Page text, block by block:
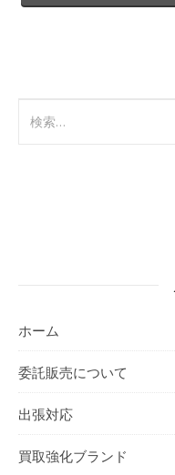
ホーム
委託販売について
出張対応
買取強化ブランド